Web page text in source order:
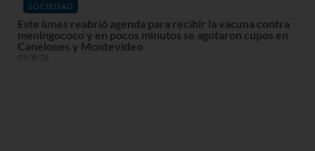
SOCIEDAD
Este lunes reabrió agenda para recibir la vacuna contra
meningococo y en pocos minutos se agotaron cupos en
Canelones y Montevideo
03/08/26